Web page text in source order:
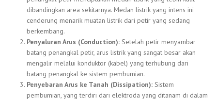
dibandingkan area sekitarnya. Medan listrik yang intens ini
cenderung menarik muatan listrik dari petir yang sedang
berkembang.
Penyaluran Arus (Conduction): Setelah petir menyambar
batang penangkal petir, arus listrik yang sangat besar akan
mengalir melalui konduktor (kabel) yang terhubung dari
batang penangkal ke sistem pembumian.
Penyebaran Arus ke Tanah (Dissipation): Sistem
pembumian, yang terdiri dari elektroda yang ditanam di dalam